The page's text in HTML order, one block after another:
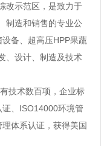
改示范区，是致力于
制造和销售的专业公
备、超高压HPP果蔬
、设计、制造及技术
技术数百项，企业标
、ISO14000环境管
体系认证，获得美国